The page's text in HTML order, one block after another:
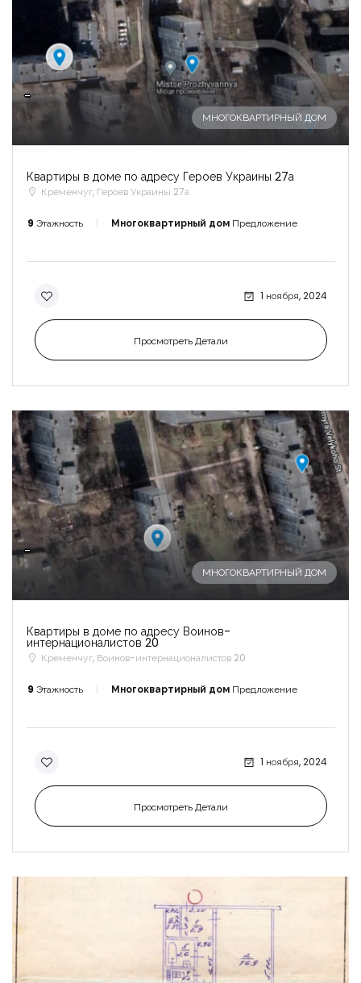
-
МНОГОКВАРТИРНЫЙ ДОМ
Квартиры в доме по адресу Героев Украины 27а
Кременчуг, Героев Украины 27а
9 Этажность Многоквартирный дом Предложение
1 ноября, 2024
Просмотреть Детали
-
МНОГОКВАРТИРНЫЙ ДОМ
Квартиры в доме по адресу Воинов-
интернационалистов 20
Кременчуг, Воинов-интернационалистов 20
9 Этажность Многоквартирный дом Предложение
1 ноября, 2024
Просмотреть Детали